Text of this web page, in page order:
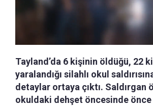
Tayland’da 6 kişinin öldüğü, 22
yaralandığı silahlı okul
detaylar ortaya çıktı. Saldırgan
okuldaki dehşet öncesinde